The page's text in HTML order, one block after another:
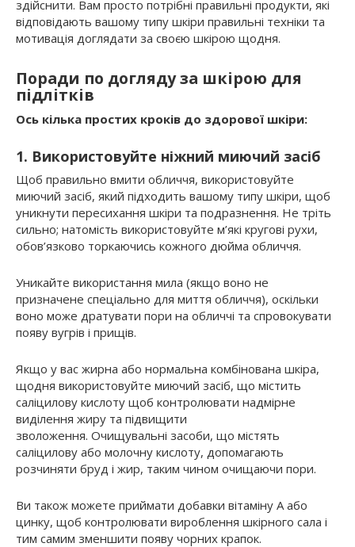
здійснити. Вам просто потрібні правильні продукти, які
відповідають вашому типу шкіри правильні техніки та
мотивація доглядати за своєю шкірою щодня.
Поради по догляду за шкірою для
підлітків
Ось кілька простих кроків до здорової шкіри:
1. Використовуйте ніжний миючий засіб
Щоб правильно вмити обличчя, використовуйте
миючий засіб, який підходить вашому типу шкіри, щоб
уникнути пересихання шкіри та подразнення. Не тріть
сильно; натомість використовуйте м’які кругові рухи,
обов’язково торкаючись кожного дюйма обличчя.
Уникайте використання мила (якщо воно не
призначене спеціально для миття обличчя), оскільки
воно може дратувати пори на обличчі та спровокувати
появу вугрів і прищів.
Якщо у вас жирна або нормальна комбінована шкіра,
щодня використовуйте миючий засіб, що містить
саліцилову кислоту щоб контролювати надмірне
виділення жиру та підвищити
зволоження. Очищувальні засоби, що містять
саліцилову або молочну кислоту, допомагають
розчиняти бруд і жир, таким чином очищаючи пори.
Ви також можете приймати добавки вітаміну А або
цинку, щоб контролювати вироблення шкірного сала і
тим самим зменшити появу чорних крапок.